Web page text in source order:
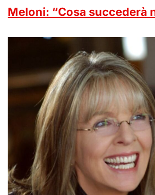
Meloni: “Cosa succederà